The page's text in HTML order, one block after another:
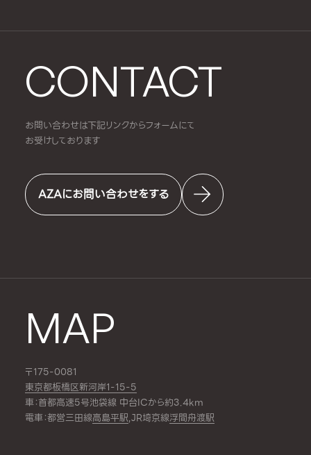
CONTACT
お問い合わせは下記リンクからフォームにて
お受けしております
AZAにお問い合わせをする
MAP
〒175-0081
東京都板橋区新河岸1-15-5
車：首都高速5号池袋線 中台ICから約3.4km
電車：都営三田線高島平駅,JR埼京線浮間舟渡駅